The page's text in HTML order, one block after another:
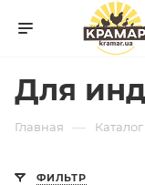
Для
Главная — Каталог
ФИЛЬТР